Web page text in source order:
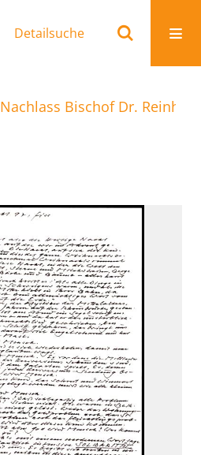
Detailsuche
Nachlass Bischof Dr.